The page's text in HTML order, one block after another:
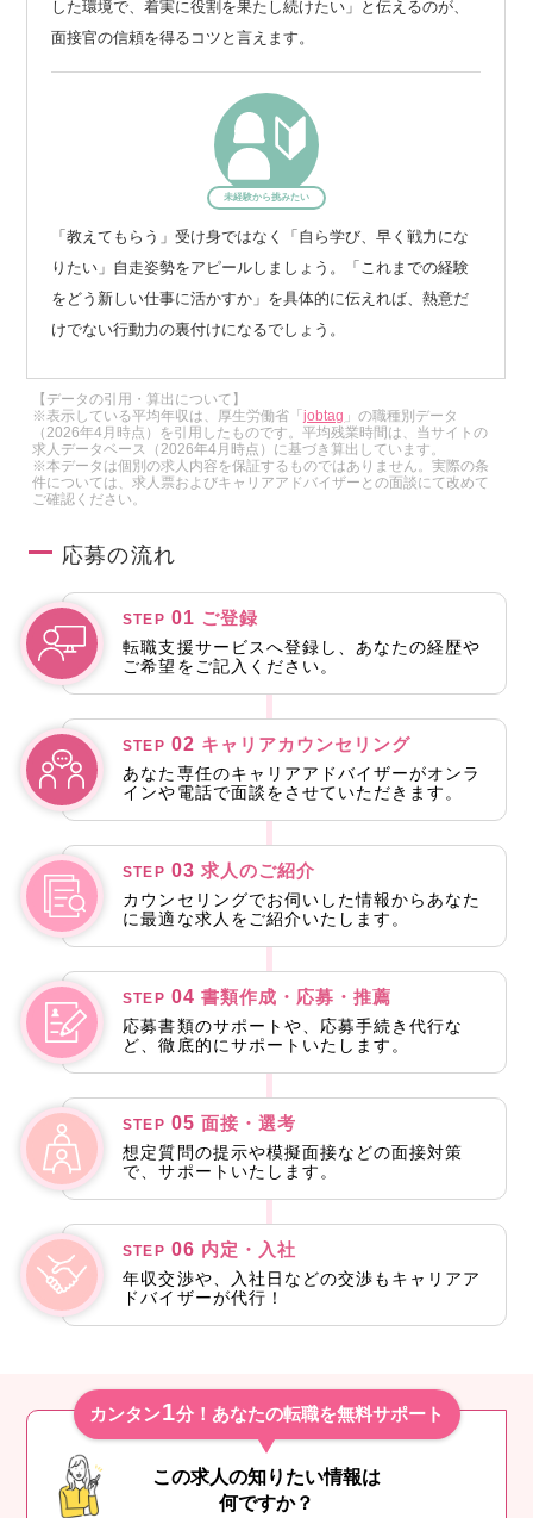
した環境で、着実に役割を果たし続けたい」と伝えるのが、
面接官の信頼を得るコツと言えます。
未経験から挑みたい
「教えてもらう」受け身ではなく「自ら学び、早く戦力にな
りたい」自走姿勢をアピールしましょう。「これまでの経験
をどう新しい仕事に活かすか」を具体的に伝えれば、熱意だ
けでない行動力の裏付けになるでしょう。
【データの引用・算出について】
※表示している平均年収は、厚生労働省「jobtag 」の職種別データ
（2026年4月時点）を引用したものです。平均残業時間は、当サイトの
求人データベース（2026年4月時点）に基づき算出しています。
※本データは個別の求人内容を保証するものではありません。実際の条
件については、求人票およびキャリアアドバイザーとの面談にて改めて
ご確認ください。
応募の流れ
STEP 01 ご登録
転職支援サービスへ登録し、あなたの経歴や
ご希望をご記入ください。
STEP 02 キャリアカウンセリング
あなた専任のキャリアアドバイザーがオンラ
インや電話で面談をさせていただきます。
STEP 03 求人のご紹介
カウンセリングでお伺いした情報からあなた
に最適な求人をご紹介いたします。
STEP 04 書類作成・応募・推薦
応募書類のサポートや、応募手続き代行な
ど、徹底的にサポートいたします。
STEP 05 面接・選考
想定質問の提示や模擬面接などの面接対策
で、サポートいたします。
STEP 06 内定・入社
年収交渉や、入社日などの交渉もキャリアア
ドバイザーが代行！
カンタン1分！あなたの転職を無料サポート
この求人の知りたい情報は
何ですか？